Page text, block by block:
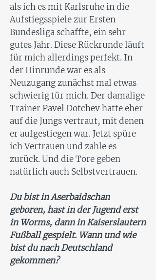
als ich es mit Karlsruhe in die
Aufstiegsspiele zur Ersten
Bundesliga schaffte, ein sehr
gutes Jahr. Diese Rückrunde läuft
für mich allerdings perfekt. In
der Hinrunde war es als
Neuzugang zunächst mal etwas
schwierig für mich. Der damalige
Trainer Pavel Dotchev hatte eher
auf die Jungs vertraut, mit denen
er aufgestiegen war. Jetzt spüre
ich Vertrauen und zahle es
zurück. Und die Tore geben
natürlich auch Selbstvertrauen.
Du bist in Aserbaidschan
geboren, hast in der Jugend erst
in Worms, dann in Kaiserslautern
Fußball gespielt. Wann und wie
bist du nach Deutschland
gekommen?